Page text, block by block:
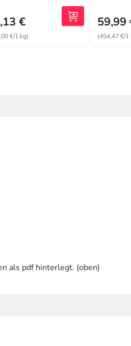
€
€/1 kg)
59,99
(454,47 €/1
als pdf hinterlegt. (oben)